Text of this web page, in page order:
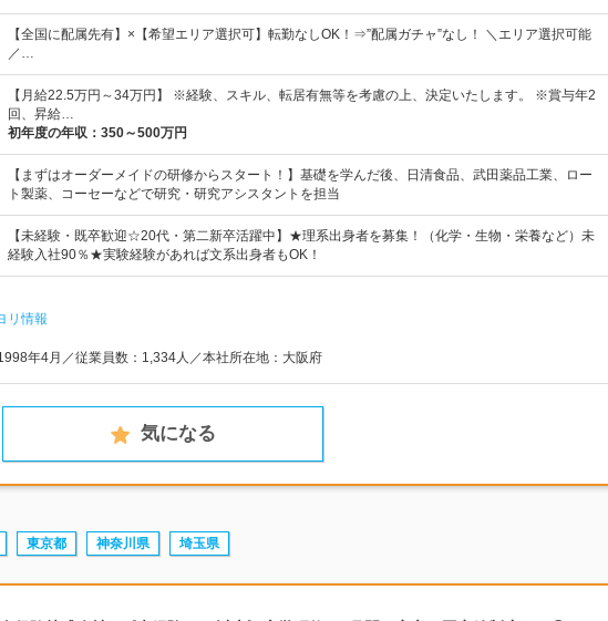
【全国に配属先有】×【希望エリア選択可】転勤なしOK！⇒”配属ガチャ”なし！ ＼エリア選択可能
／…
【月給22.5万円～34万円】 ※経験、スキル、転居有無等を考慮の上、決定いたします。 ※賞与年2
回、昇給…
初年度の年収： 350～500万円
【まずはオーダーメイドの研修からスタート！】基礎を学んだ後、日清食品、武田薬品工業、ロー
ト製薬、コーセーなどで研究・研究アシスタントを担当
【未経験・既卒歓迎☆20代・第二新卒活躍中】★理系出身者を募集！（化学・生物・栄養など）未
経験入社90％★実験経験があれば文系出身者もOK！
リ情報
年4月／従業員数：1,334人／本社所在地：大阪府
気になる
東京都 神奈川県 埼玉県